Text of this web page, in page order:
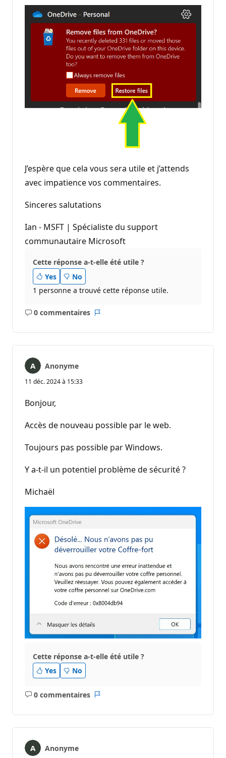
J’espère que cela vous sera utile et j’attends
avec impatience vos commentaires.
Sinceres salutations
Ian - MSFT | Spécialiste du support
communautaire Microsoft
Cette réponse a-t-elle été utile ?
Yes
No
1 personne a trouvé cette réponse utile.
0 commentaires
Aucun
Rapport
Anonyme
11 déc. 2024 à 15:33
Bonjour,
Accès de nouveau possible par le web.
Toujours pas possible par Windows.
Y a-t-il un potentiel problème de sécurité ?
Michaël
Cette réponse a-t-elle été utile ?
Yes
No
0 commentaires
Aucun
Anonyme